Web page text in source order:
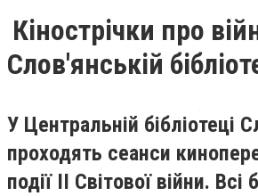
Кінострічки про
Слов'янській
У Центральній бібліотеці
проходять сеанси
події ІІ Світової війни. Всі